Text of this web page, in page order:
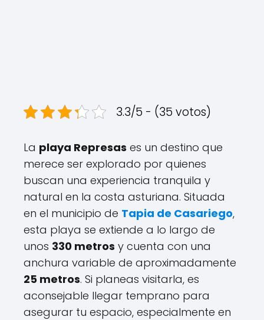
3.3/5 - (35 votos)
La playa Represas es un destino que
merece ser explorado por quienes
buscan una experiencia tranquila y
natural en la costa asturiana. Situada
en el municipio de Tapia de Casariego,
esta playa se extiende a lo largo de
unos 330 metros y cuenta con una
anchura variable de aproximadamente
25 metros. Si planeas visitarla, es
aconsejable llegar temprano para
asegurar tu espacio, especialmente en